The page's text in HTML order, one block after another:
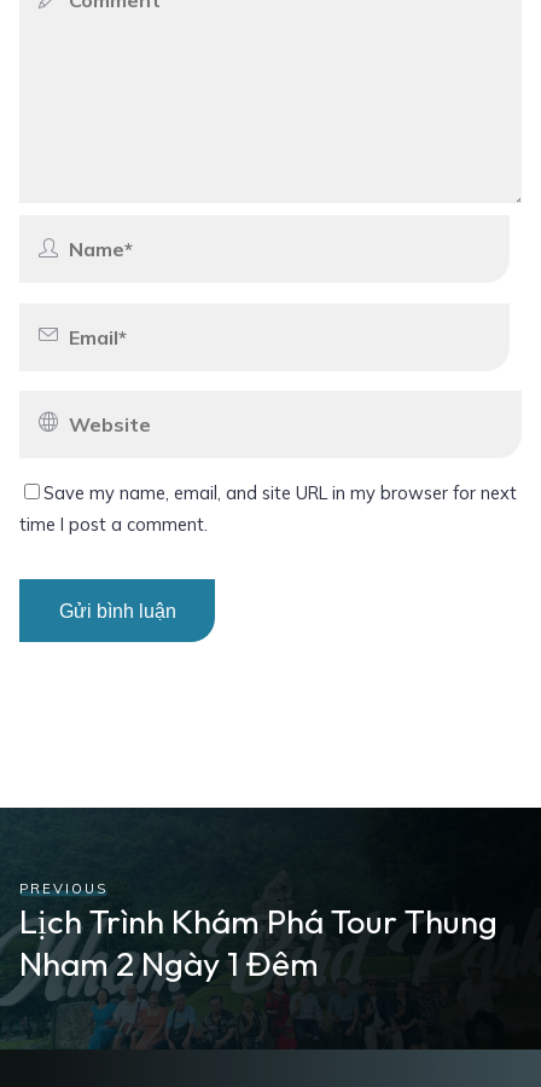
Save my name, email, and site URL in my browser for next
time I post a comment.
PREVIOUS
Lịch Trình Khám Phá Tour Thung
Nham 2 Ngày 1 Đêm